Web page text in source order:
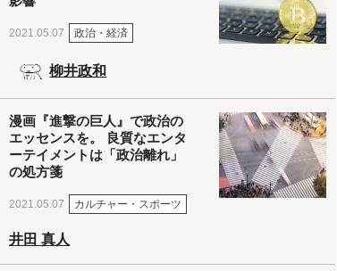
2021.05.07 政治・経済
柳井政和
漫画『進撃の巨人』で政治の
エッセンスを。 良質なエンタ
ーテイメントは「政治離れ」
の処方箋
2021.05.07 カルチャー・スポーツ
井田 真人